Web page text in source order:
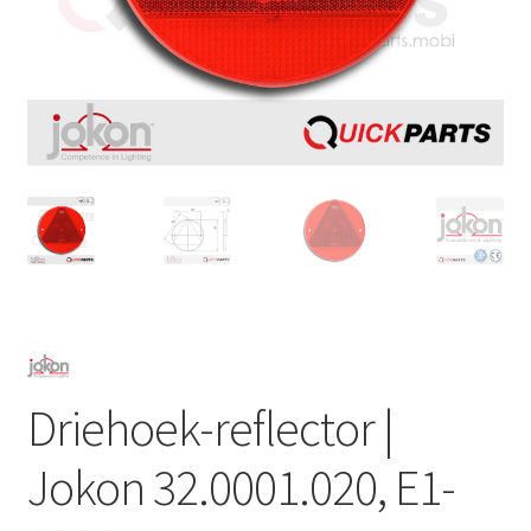
Driehoek-reflector |
Jokon 32.0001.020, E1-